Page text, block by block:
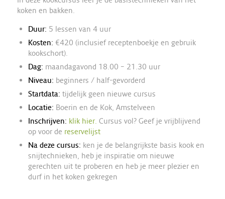
koken en bakken.
Duur: 5 lessen van 4 uur
Kosten: €420 (inclusief receptenboekje en gebruik
kookschort).
Dag: maandagavond 18.00 – 21.30 uur
Niveau: beginners / half-gevorderd
Startdata: tijdelijk geen nieuwe cursus
Locatie: Boerin en de Kok, Amstelveen
Inschrijven: klik hier. Cursus vol? Geef je vrijblijvend
op voor de reservelijst
Na deze cursus: ken je de belangrijkste basis kook en
snijtechnieken, heb je inspiratie om nieuwe
gerechten uit te proberen en heb je meer plezier en
durf in het koken gekregen